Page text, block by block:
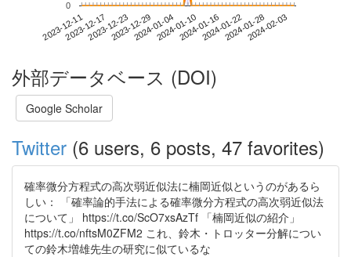
2023-12-112023-12-172023-12-232023-12-292024-01-042024-01-102024-01-162024-01-222024-01-282024-02-03
0
外部データベース (DOI)
Google Scholar
Twitter (6 users, 6 posts, 47 favorites)
確率微分方程式の高次弱近似法に楠岡近似というのがあるら
しい： 「確率論的手法による確率微分方程式の高次弱近似法
について」 https://t.co/ScO7xsAzTf 「楠岡近似の紹介」
https://t.co/nftsM0ZFM2 これ、鈴木・トロッター分解につい
ての鈴木増雄先生の研究に似ているな